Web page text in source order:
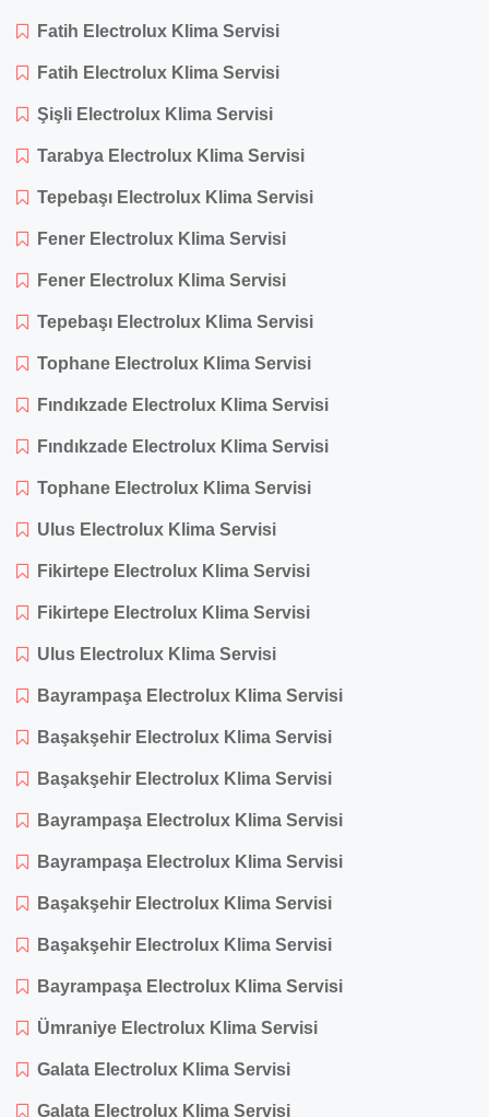
Fatih Electrolux Klima Servisi
Fatih Electrolux Klima Servisi
Şişli Electrolux Klima Servisi
Tarabya Electrolux Klima Servisi
Tepebaşı Electrolux Klima Servisi
Fener Electrolux Klima Servisi
Fener Electrolux Klima Servisi
Tepebaşı Electrolux Klima Servisi
Tophane Electrolux Klima Servisi
Fındıkzade Electrolux Klima Servisi
Fındıkzade Electrolux Klima Servisi
Tophane Electrolux Klima Servisi
Ulus Electrolux Klima Servisi
Fikirtepe Electrolux Klima Servisi
Fikirtepe Electrolux Klima Servisi
Ulus Electrolux Klima Servisi
Bayrampaşa Electrolux Klima Servisi
Başakşehir Electrolux Klima Servisi
Başakşehir Electrolux Klima Servisi
Bayrampaşa Electrolux Klima Servisi
Bayrampaşa Electrolux Klima Servisi
Başakşehir Electrolux Klima Servisi
Başakşehir Electrolux Klima Servisi
Bayrampaşa Electrolux Klima Servisi
Ümraniye Electrolux Klima Servisi
Galata Electrolux Klima Servisi
Galata Electrolux Klima Servisi